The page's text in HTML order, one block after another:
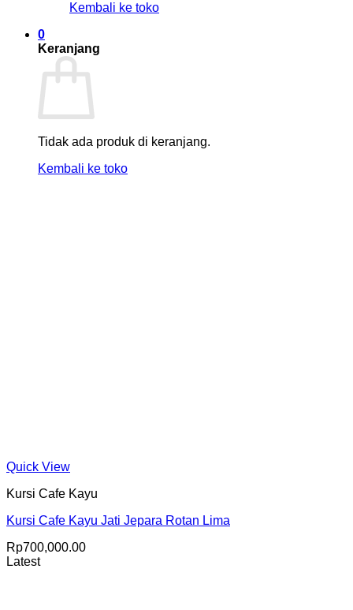
Kembali ke toko
0
Keranjang
Tidak ada produk di keranjang.
Kembali ke toko
Quick View
Kursi Cafe Kayu
Kursi Cafe Kayu Jati Jepara Rotan Lima
Rp700,000.00
Latest